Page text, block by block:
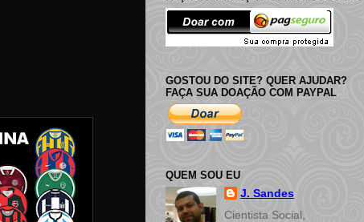
GOSTOU DO SITE? QUER AJUDAR?
FAÇA SUA DOAÇÃO COM PAYPAL
QUEM SOU EU
J. Sandes
Cientista Social,